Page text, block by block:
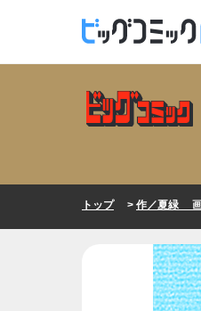
トップ> 作／夏緑 画